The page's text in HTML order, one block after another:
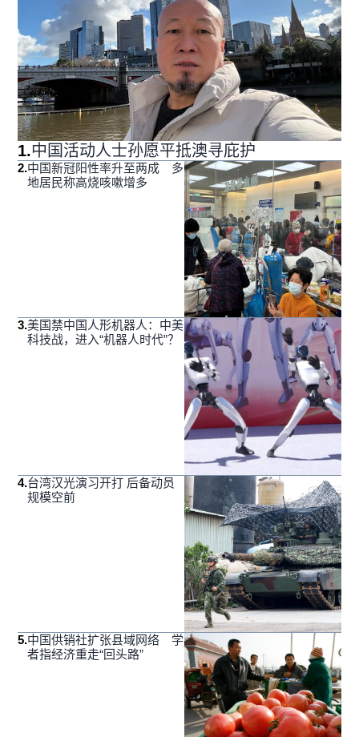
1.中国活动人士孙愿平抵澳寻庇护
2.中国新冠阳性率升至两成 多
地居民称高烧咳嗽增多
3.美国禁中国人形机器人：中美
科技战，进入“机器人时代”？
4.台湾汉光演习开打 后备动员
规模空前
5.中国供销社扩张县域网络 学
者指经济重走“回头路”